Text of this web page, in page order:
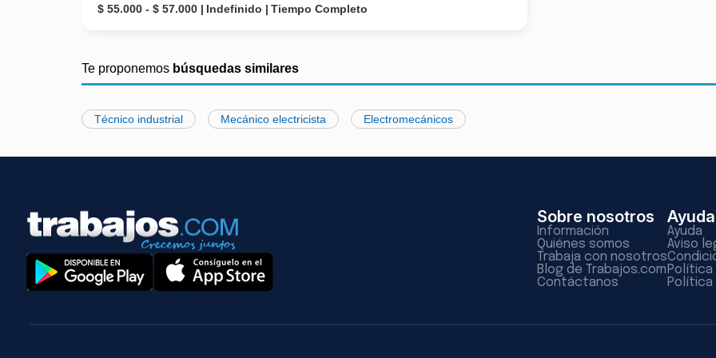
$ 55.000 - $ 57.000
Indefinido Tiempo Completo
Te proponemos búsquedas similares
Técnico industrial Mecánico electricista Electromecánicos
Sobre nosotros
Información
Quiénes somos
Trabaja con nosotros
Blog de Trabajos.com
Contáctanos
Ayuda
Ayuda
Aviso
Política